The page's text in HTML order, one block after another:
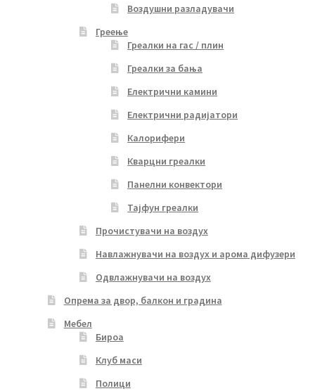
Воздушни разладувачи
Греење
Греалки на гас / плин
Греалки за бања
Електрични камини
Електрични радијатори
Калорифери
Кварцни греалки
Панелни конвектори
Тајфун греалки
Прочистувачи на воздух
Навлажнувачи на воздух и арома дифузери
Одвлажнувачи на воздух
Опрема за двор, балкон и градина
Мебел
Бироа
Клуб маси
Полици